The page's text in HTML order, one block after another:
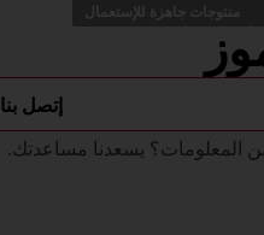
منتوجات جاهزة للإستعمال
إتصل بنا
المعلومات؟ يسعدنا مساعدتك.